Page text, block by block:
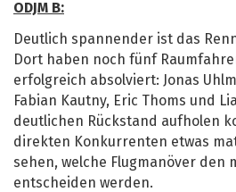
ODJM B:
Deutlich spannender ist das
Dort haben noch fünf
erfolgreich absolviert: Jonas
Fabian Kautny, Eric Thoms und
deutlichen Rückstand aufholen
direkten Konkurrenten etwas
sehen, welche Flugmanöver den
entscheiden werden.